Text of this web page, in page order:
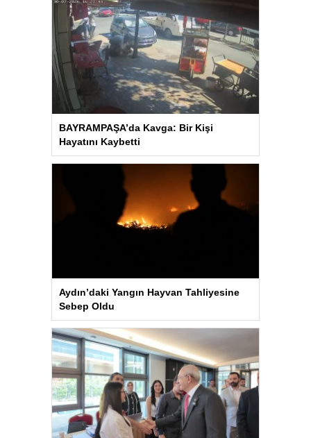
BAYRAMPAŞA’da Kavga: Bir Kişi
Hayatını Kaybetti
Aydın’daki Yangın Hayvan Tahliyesine
Sebep Oldu